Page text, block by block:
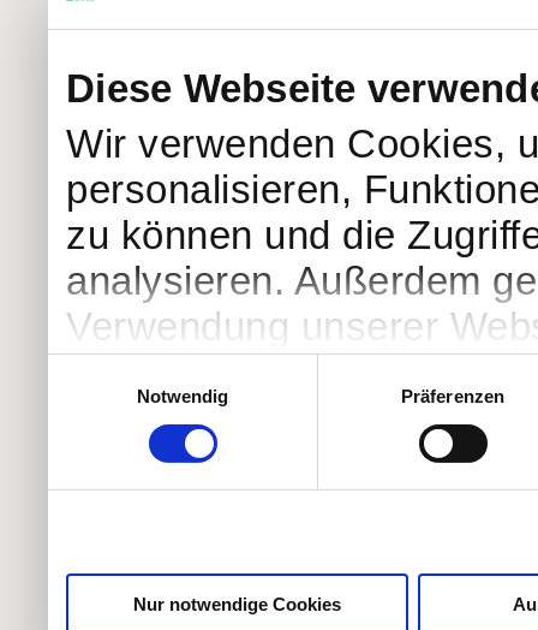
Diese Webseite
Wir verwenden Cookies,
personalisieren,
zu können und die
analysieren. Außerdem
Verwendung unserer
Partner führen diese
weiteren Daten
Notwendig
Präferenzen
Nur notwendige Cookies